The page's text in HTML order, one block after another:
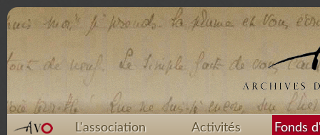
L'association Activités Fonds